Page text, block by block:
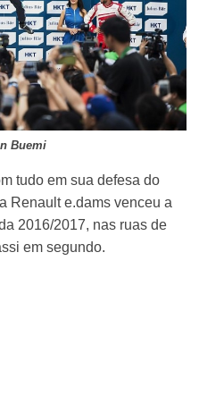
Buemi
tudo em sua defesa do
Renault e.dams venceu a
2016/2017, nas ruas de
em segundo.